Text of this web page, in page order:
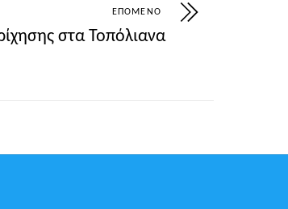
ΕΠΌΜΕΝΟ
στα Τοπόλιανα